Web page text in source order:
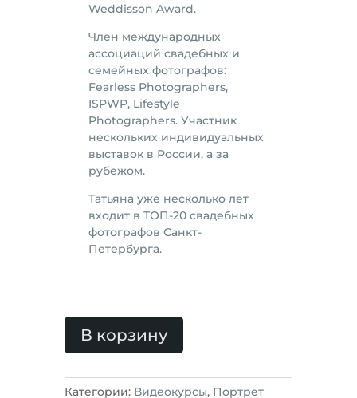
Weddisson Award.
Член международных
ассоциаций свадебных и
семейных фотографов:
Fearless Photographers,
ISPWP, Lifestyle
Photographers. Участник
нескольких индивидуальных
выставок в России, а за
рубежом.
Татьяна уже несколько лет
входит в ТОП-20 свадебных
фотографов Санкт-
Петербурга.
В корзину
Категории: Видеокурсы, Портрет